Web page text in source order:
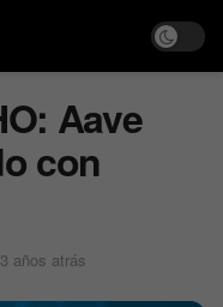
Aave
con
3 años atrás